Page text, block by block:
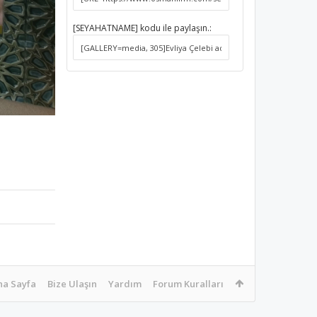
[SEYAHATNAME] kodu ile paylaşın.:
Sayfa Bize Ulaşın Yardım Forum Kuralları